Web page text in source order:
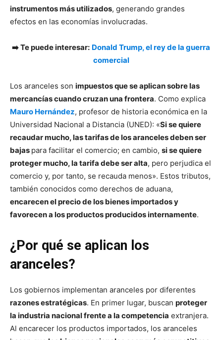
instrumentos más utilizados, generando grandes
efectos en las economías involucradas.
➡️ Te puede interesar: Donald Trump, el rey de la guerra
comercial
Los aranceles son impuestos que se aplican sobre las
mercancías cuando cruzan una frontera. Como explica
Mauro Hernández, profesor de historia económica en la
Universidad Nacional a Distancia (UNED): «Si se quiere
recaudar mucho, las tarifas de los aranceles deben ser
bajas para facilitar el comercio; en cambio, si se quiere
proteger mucho, la tarifa debe ser alta, pero perjudica el
comercio y, por tanto, se recauda menos». Estos tributos,
también conocidos como derechos de aduana,
encarecen el precio de los bienes importados y
favorecen a los productos producidos internamente.
¿Por qué se aplican los
aranceles?
Los gobiernos implementan aranceles por diferentes
razones estratégicas. En primer lugar, buscan proteger
la industria nacional frente a la competencia extranjera.
Al encarecer los productos importados, los aranceles